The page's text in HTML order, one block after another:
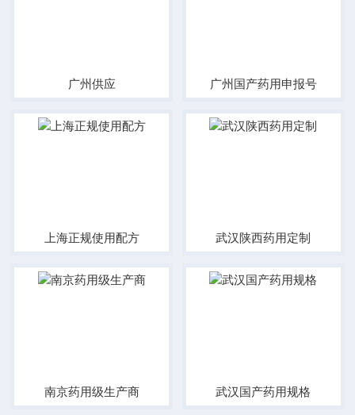
广州供应 广州国产药用申报号
上海正规使用配方 武汉陕西药用定制
南京药用级生产商 武汉国产药用规格